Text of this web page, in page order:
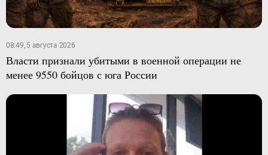
08:49, 5 августа 2026
Власти признали убитыми в военной операции не
менее 9550 бойцов с юга России